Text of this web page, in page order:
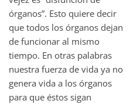
órganos”. Esto quiere decir
que todos los órganos dejan
de funcionar al mismo
tiempo. En otras palabras
nuestra fuerza de vida ya no
genera vida a los órganos
para que éstos sigan